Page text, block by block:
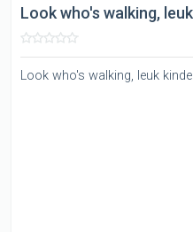
Look who's walking,
Look who's walking, leuk